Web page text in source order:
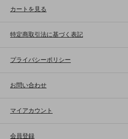
カートを見る
特定商取引法に基づく表記
プライバシーポリシー
お問い合わせ
マイアカウント
会員登録